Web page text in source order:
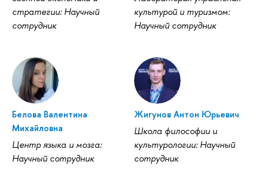
стратегии: Научный
сотрудник
культурой и туризмом:
Научный сотрудник
Белова Валентина
Михайловна
Центр языка и мозга:
Научный сотрудник
Жигунов Антон Юрьевич
Школа философии и
культурологии: Научный
сотрудник